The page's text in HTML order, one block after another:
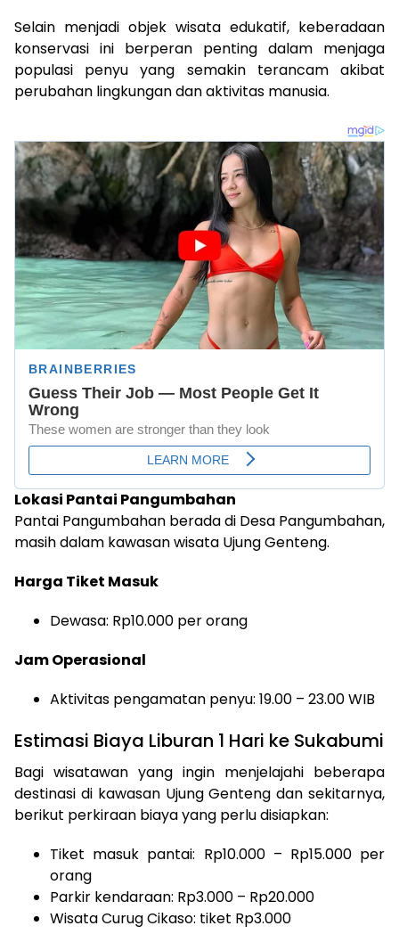
Selain menjadi objek wisata edukatif, keberadaan
konservasi ini berperan penting dalam menjaga
populasi penyu yang semakin terancam akibat
perubahan lingkungan dan aktivitas manusia.
Lokasi Pantai Pangumbahan
Pantai Pangumbahan berada di Desa Pangumbahan,
masih dalam kawasan wisata Ujung Genteng.
Harga Tiket Masuk
Dewasa: Rp10.000 per orang
Jam Operasional
Aktivitas pengamatan penyu: 19.00 – 23.00 WIB
Estimasi Biaya Liburan 1 Hari ke Sukabumi
Bagi wisatawan yang ingin menjelajahi beberapa
destinasi di kawasan Ujung Genteng dan sekitarnya,
berikut perkiraan biaya yang perlu disiapkan:
Tiket masuk pantai: Rp10.000 – Rp15.000 per
orang
Parkir kendaraan: Rp3.000 – Rp20.000
Wisata Curug Cikaso: tiket Rp3.000